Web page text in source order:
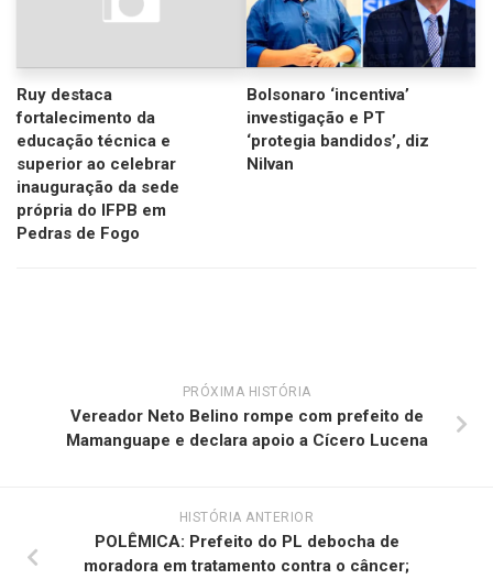
Ruy destaca
fortalecimento da
educação técnica e
superior ao celebrar
inauguração da sede
própria do IFPB em
Pedras de Fogo
Bolsonaro ‘incentiva’
investigação e PT
‘protegia bandidos’, diz
Nilvan
PRÓXIMA HISTÓRIA
Vereador Neto Belino rompe com prefeito de
Mamanguape e declara apoio a Cícero Lucena
HISTÓRIA ANTERIOR
POLÊMICA: Prefeito do PL debocha de
moradora em tratamento contra o câncer;